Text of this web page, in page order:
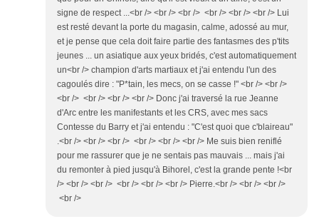
signe de respect ...<br /> <br /> <br /> <br /> <br /> <br /> Lui
est resté devant la porte du magasin, calme, adossé au mur,
et je pense que cela doit faire partie des fantasmes des p'tits
jeunes ... un asiatique aux yeux bridés, c'est automatiquement
un<br /> champion d'arts martiaux et j'ai entendu l'un des
cagoulés dire : "P*tain, les mecs, on se casse !" <br /> <br />
<br /> <br /> <br /> <br /> Donc j'ai traversé la rue Jeanne
d'Arc entre les manifestants et les CRS, avec mes sacs
Contesse du Barry et j'ai entendu : "C'est quoi que c'blaireau"
.<br /> <br /> <br /> <br /> <br /> <br /> Me suis bien reniflé
pour me rassurer que je ne sentais pas mauvais ... mais j'ai
du remonter à pied jusqu'à Bihorel, c'est la grande pente !<br
/> <br /> <br /> <br /> <br /> <br /> Pierre.<br /> <br /> <br />
<br />